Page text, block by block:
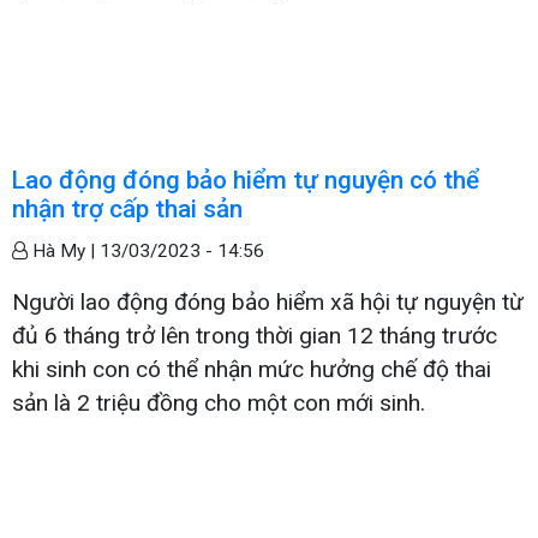
Lao động đóng bảo hiểm tự nguyện có thể
nhận trợ cấp thai sản
Hà My | 13/03/2023 - 14:56
Người lao động đóng bảo hiểm xã hội tự nguyện từ
đủ 6 tháng trở lên trong thời gian 12 tháng trước
khi sinh con có thể nhận mức hưởng chế độ thai
sản là 2 triệu đồng cho một con mới sinh.